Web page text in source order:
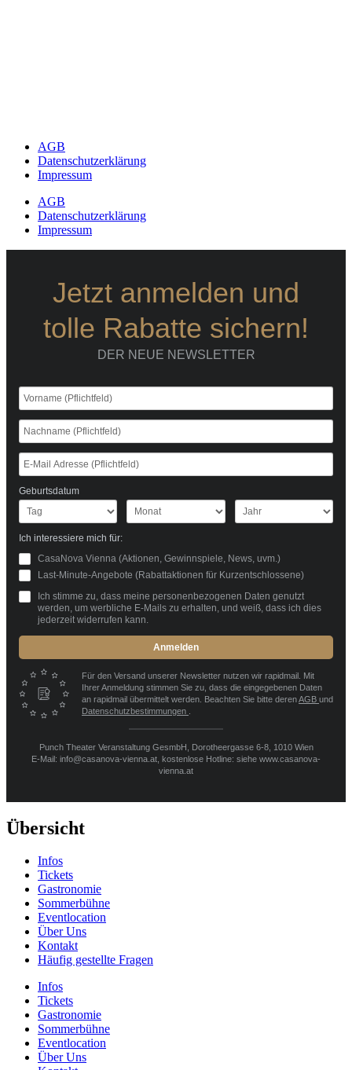
AGB
Datenschutzerklärung
Impressum
AGB
Datenschutzerklärung
Impressum
Jetzt anmelden und
tolle Rabatte sichern!
DER NEUE NEWSLETTER
Geburtsdatum
Ich interessiere mich für:
CasaNova Vienna (Aktionen, Gewinnspiele, News, uvm.)
Last-Minute-Angebote (Rabattaktionen für Kurzentschlossene)
Ich stimme zu, dass meine personenbezogenen Daten genutzt
werden, um werbliche E-Mails zu erhalten, und weiß, dass ich dies
jederzeit widerrufen kann.
Anmelden
Für den Versand unserer Newsletter nutzen wir rapidmail. Mit
Ihrer Anmeldung stimmen Sie zu, dass die eingegebenen Daten
an rapidmail übermittelt werden. Beachten Sie bitte derenAGB und
Datenschutzbestimmungen
Punch Theater Veranstaltung GesmbH, Dorotheergasse 6-8, 1010 Wien
E-Mail: info@casanova-vienna.at, kostenlose Hotline: siehe www.casanova-
vienna.at
Übersicht
Infos
Tickets
Gastronomie
Sommerbühne
Eventlocation
Über Uns
Kontakt
Häufig gestellte Fragen
Infos
Tickets
Gastronomie
Sommerbühne
Eventlocation
Über Uns